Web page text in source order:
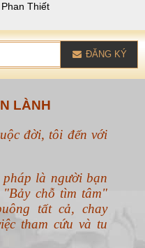
Thiết
ĐĂNG KÝ
LÀNH
đời, tôi đến với
là người bạn
chỗ tìm tâm"
tất cả, chay
tham cứu và tu